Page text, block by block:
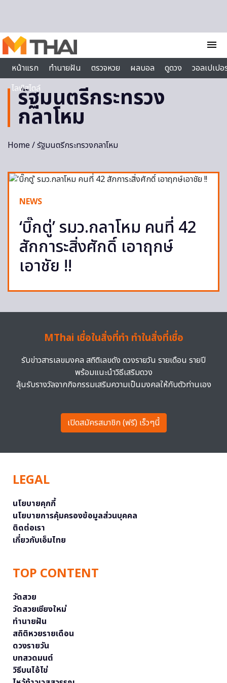
menu
หน้าแรก
ทำนายฝัน ตรวจหวย ผลบอล ดูดวง
วอลเปเป
ไลฟ์สไตล์
รัฐมนตรีกระทรวง
กลาโหม
Home/ รัฐมนตรีกระทรวงกลาโหม
NEWS
‘บิ๊กตู่’ รมว.กลาโหม คนที่ 42
สักการะสิ่งศักดิ์ เอาฤกษ์
เอาชัย !!
MThai เชื่อในสิ่งที่ทำ ทำในสิ่งที่เชื่อ
รับข่าวสารเลขมงคล สถิติเลขดัง ดวงรายวัน รายเดือน รายปี
พร้อมแนะนำวิธีเสริมดวง
ลุ้นรับรางวัลจากกิจกรรมเสริมความเป็นมงคลให้กับตัวท่านเอง
เปิดสมัครสมาชิก (ฟรี) เร็วๆนี้
LEGAL
นโยบายคุกกี้
นโยบายการคุ้มครองข้อมูลส่วนบุคคล
ติดต่อเรา
เกี่ยวกับเอ็มไทย
TOP CONTENT
วัดสวย
วัดสวยเชียงใหม่
ทำนายฝัน
สถิติหวยรายเดือน
ดวงรายวัน
บทสวดมนต์
วิธีบนไอ้ไข่